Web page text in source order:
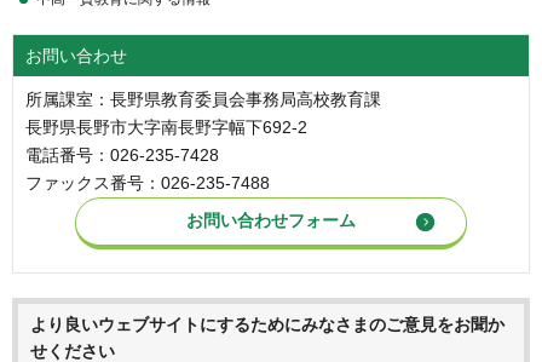
お問い合わせ
所属課室：長野県教育委員会事務局高校教育課
長野県長野市大字南長野字幅下692-2
電話番号：026-235-7428
ファックス番号：026-235-7488
より良いウェブサイトにするためにみなさまのご意見をお聞か
せください